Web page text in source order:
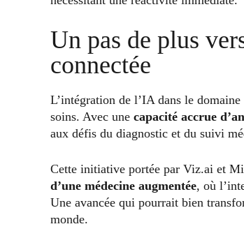
Un pas de plus
connectée
L’intégration de l’IA dans le
soins. Avec une capacité accrue
aux défis du diagnostic et du suivi
Cette initiative portée par Viz.ai et
d’une médecine augmentée, où
Une avancée qui pourrait bien
monde.